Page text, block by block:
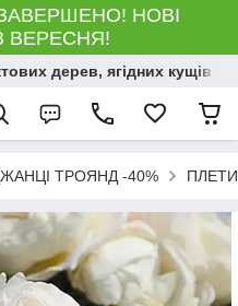
НОВІ
ВЕРЕСНЯ!
дерев, ягідних кущів і
ТРОЯНД -40%